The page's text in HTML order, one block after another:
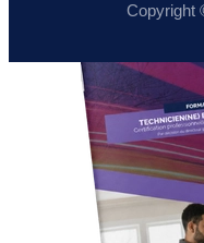
Copyright